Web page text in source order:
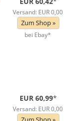
Versand: EUR 0,00
Zum Shop »
bei Ebay*
EUR 60,99*
Versand: EUR 0,00